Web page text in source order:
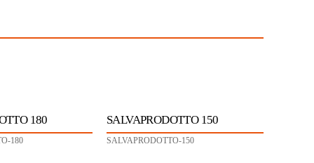
180
180
SALVAPRODOTTO 150
SALVAPRODOTTO-150